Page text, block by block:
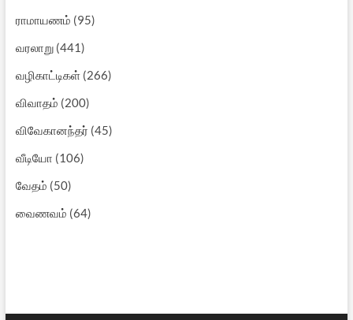
ராமாயணம் (95)
வரலாறு(441)
வழிகாட்டிகள்(266)
விவாதம் (200)
விவேகானந்தர் (45)
வீடியோ (106)
வேதம் (50)
வைணவம் (64)